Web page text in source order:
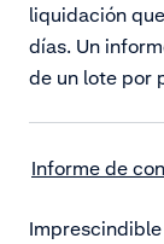
liquidación
días. Un
de un lote por
Informe de